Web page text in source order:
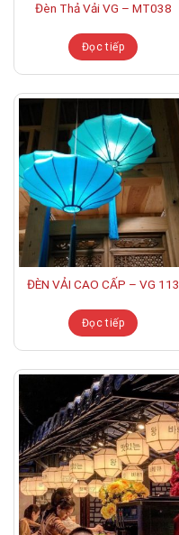
Đèn Thả Vải VG – MT038
Đọc tiếp
ĐÈN VẢI CAO CẤP – VG 113
Đọc tiếp